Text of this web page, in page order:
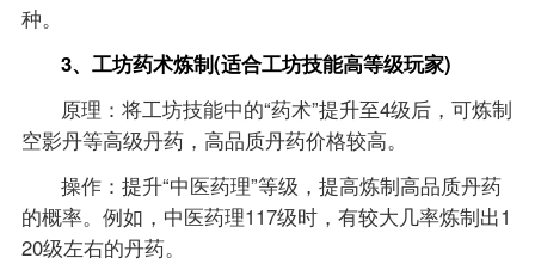
种。
3、工坊药术炼制(适合工坊技能高等级玩家)
原理：将工坊技能中的“药术”提升至4级后，可炼制
空影丹等高级丹药，高品质丹药价格较高。
操作：提升“中医药理”等级，提高炼制高品质丹药
的概率。例如，中医药理117级时，有较大几率炼制出1
20级左右的丹药。